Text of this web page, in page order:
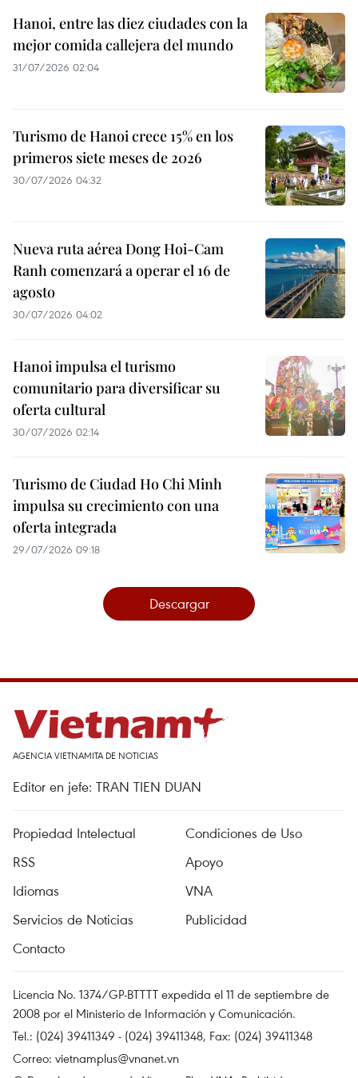
Hanoi, entre las diez ciudades con la
mejor comida callejera del mundo
31/07/2026 02:04
Turismo de Hanoi crece 15% en los
primeros siete meses de 2026
30/07/2026 04:32
Nueva ruta aérea Dong Hoi-Cam
Ranh comenzará a operar el 16 de
agosto
30/07/2026 04:02
Hanoi impulsa el turismo
comunitario para diversificar su
oferta cultural
30/07/2026 02:14
Turismo de Ciudad Ho Chi Minh
impulsa su crecimiento con una
oferta integrada
29/07/2026 09:18
Descargar
AGENCIA VIETNAMITA DE NOTICIAS
Editor en jefe: TRAN TIEN DUAN
Propiedad Intelectual
Condiciones de Uso
RSS
Apoyo
Idiomas
VNA
Servicios de Noticias
Publicidad
Contacto
Licencia No. 1374/GP-BTTTT expedida el 11 de septiembre de
2008 por el Ministerio de Información y Comunicación.
Tel.: (024) 39411349 - (024) 39411348, Fax: (024) 39411348
Correo: vietnamplus@vnanet.vn